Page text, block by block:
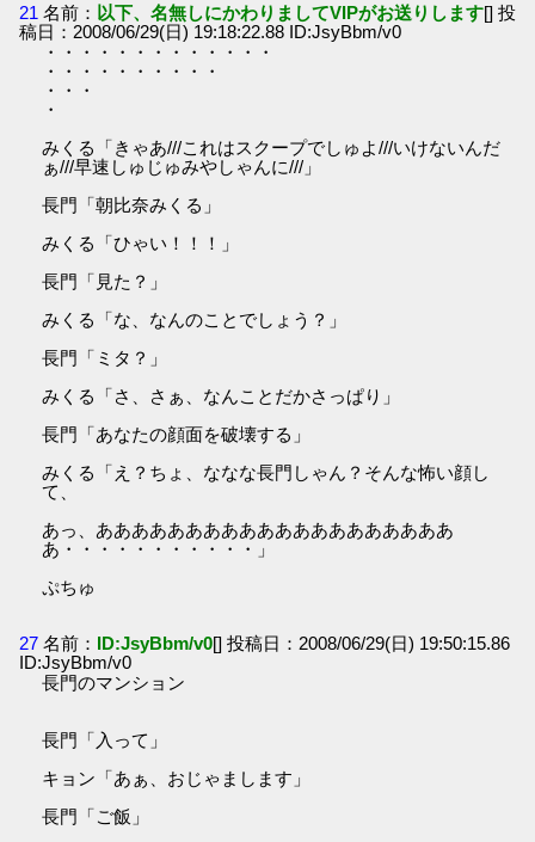
21 名前： 以下、名無しにかわりましてVIPがお送りします[] 投
稿日：2008/06/29(日) 19:18:22.88 ID:JsyBbm/v0
・・・・・・・・・・・・・
・・・・・・・・・・
・・・
・
みくる「きゃあ///これはスクープでしゅよ///いけないんだ
ぁ///早速しゅじゅみやしゃんに///」
長門「朝比奈みくる」
みくる「ひゃい！！！」
長門「見た？」
みくる「な、なんのことでしょう？」
長門「ミタ？」
みくる「さ、さぁ、なんことだかさっぱり」
長門「あなたの顔面を破壊する」
みくる「え？ちょ、ななな長門しゃん？そんな怖い顔し
て、
あっ、ああああああああああああああああああああ
あ・・・・・・・・・・・」
ぷちゅ
27 名前： ID:JsyBbm/v0[] 投稿日：2008/06/29(日) 19:50:15.86
ID:JsyBbm/v0
長門のマンション
長門「入って」
キョン「あぁ、おじゃまします」
長門「ご飯」